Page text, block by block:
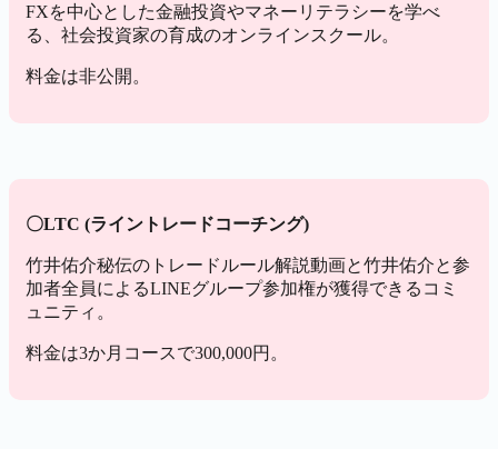
FXを中心とした金融投資やマネーリテラシーを学べ
る、社会投資家の育成のオンラインスクール。
料金は非公開。
〇LTC (ライントレードコーチング)
竹井佑介秘伝のトレードルール解説動画と竹井佑介と参
加者全員によるLINEグループ参加権が獲得できるコミ
ュニティ。
料金は3か月コースで300,000円。